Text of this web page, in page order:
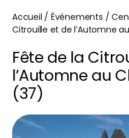
Accueil / Événements /
Citrouille et de l’Automne
Fête de la
l’Automne au
(37)